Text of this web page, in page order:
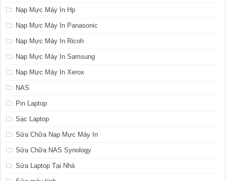
Nạp Mực Máy In Hp
Nạp Mực Máy In Panasonic
Nạp Mực Máy In Ricoh
Nạp Mực Máy In Samsung
Nạp Mực Máy In Xerox
NAS
Pin Laptop
Sạc Laptop
Sửa Chữa Nạp Mực Máy In
Sửa Chữa NAS Synology
Sửa Laptop Tại Nhà